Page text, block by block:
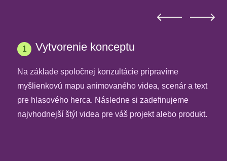
1 Vytvorenie konceptu
Na základe spoločnej konzultácie pripravíme
myšlienkovú mapu animovaného videa, scenár a text
pre hlasového herca. Následne si zadefinujeme
najvhodnejší štýl videa pre váš projekt alebo produkt.